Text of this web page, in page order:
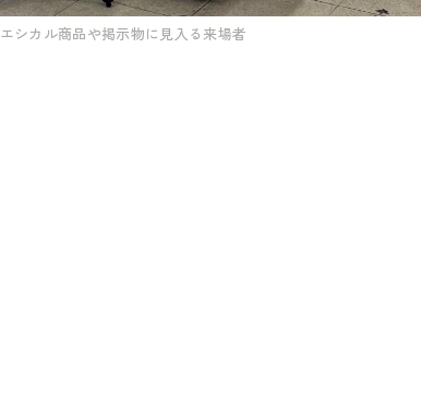
エシカル商品や掲示物に見入る来場者